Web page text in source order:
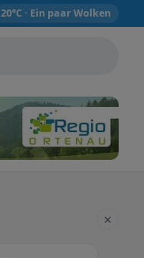
20°C · Ein paar Wolken
×